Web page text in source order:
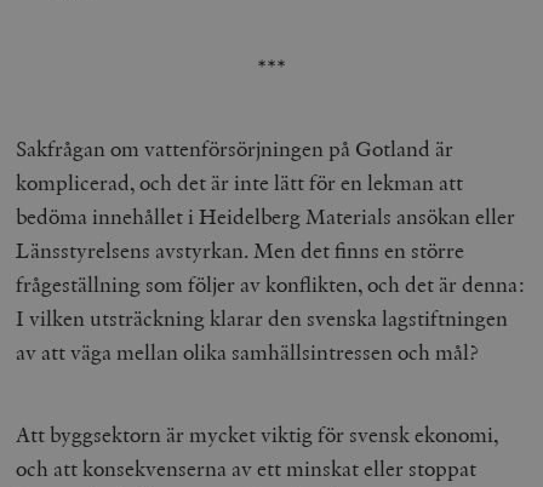
***
Sakfrågan om vattenförsörjningen på Gotland är
komplicerad, och det är inte lätt för en lekman att
bedöma innehållet i Heidelberg Materials ansökan eller
Länsstyrelsens avstyrkan. Men det finns en större
frågeställning som följer av konflikten, och det är denna:
I vilken utsträckning klarar den svenska lagstiftningen
av att väga mellan olika samhällsintressen och mål?
Att byggsektorn är mycket viktig för svensk ekonomi,
och att konsekvenserna av ett minskat eller stoppat